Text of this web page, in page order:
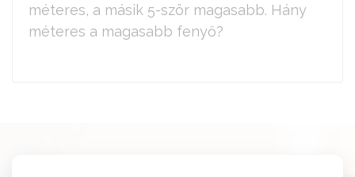
méteres, a másik 5-ször magasabb. Hány
méteres a magasabb fenyő?